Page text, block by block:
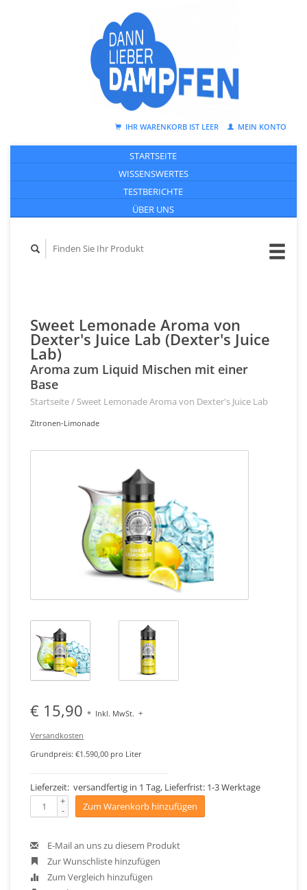
IHR WARENKORB IST LEER MEIN KONTO
STARTSEITE
WISSENSWERTES
TESTBERICHTE
ÜBER UNS
Sweet Lemonade Aroma von
Dexter's Juice Lab (Dexter's Juice
Lab)
Aroma zum Liquid Mischen mit einer
Base
Startseite/ Sweet Lemonade Aroma von Dexter's Juice Lab
Zitronen-Limonade
€ 15,90 * Inkl. MwSt. +
Versandkosten
Grundpreis: €1.590,00 pro Liter
Lieferzeit: versandfertig in 1 Tag, Lieferfrist: 1-3 Werktage
+
- Zum Warenkorb hinzufügen
E-Mail an uns zu diesem Produkt
Zur Wunschliste hinzufügen
Zum Vergleich hinzufügen